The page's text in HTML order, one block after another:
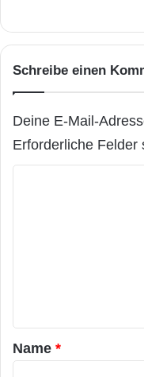
Schreibe einen
Deine E-Mail-
Erforderliche Felder
a
r
Name *